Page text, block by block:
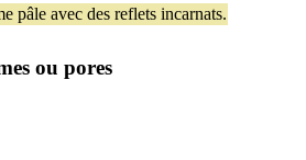
pâle avec des reflets incarnats.
ou pores